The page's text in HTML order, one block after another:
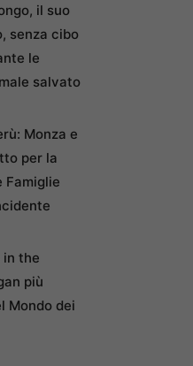
il suo
senza cibo
le
salvato
Monza e
per la
Famiglie
in the
più
Mondo dei